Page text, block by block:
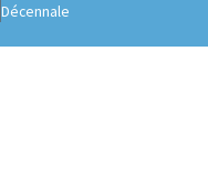
Décennale